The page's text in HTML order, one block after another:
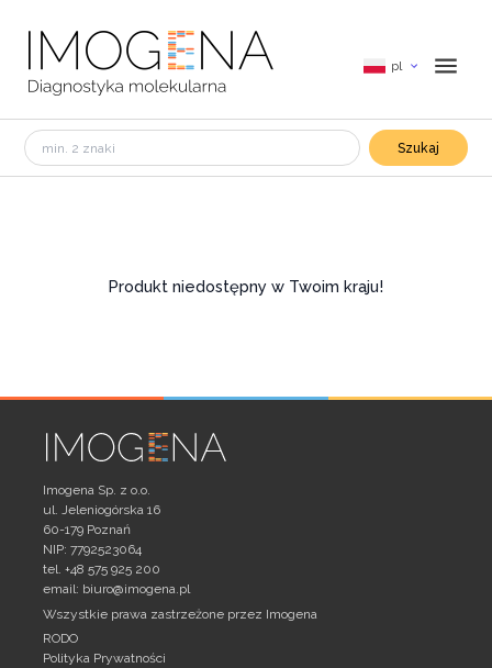
pl
Szukaj
Produkt niedostępny w Twoim kraju!
Imogena Sp. z o.o.
ul. Jeleniogórska 16
60-179 Poznań
NIP: 7792523064
tel. +48 575 925 200
email: biuro@imogena.pl
Wszystkie prawa zastrzeżone przez Imogena
RODO
Polityka Prywatności